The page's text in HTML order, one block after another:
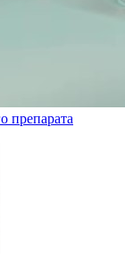
препарата